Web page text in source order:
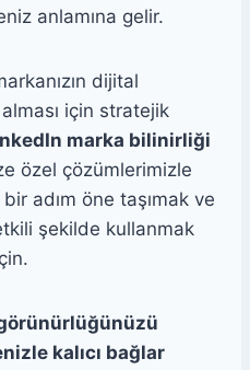
anlamına gelir.
dijital
için stratejik
marka bilinirliği
özel çözümlerimizle
bir adım öne taşımak ve
şekilde kullanmak
kalıcı bağlar